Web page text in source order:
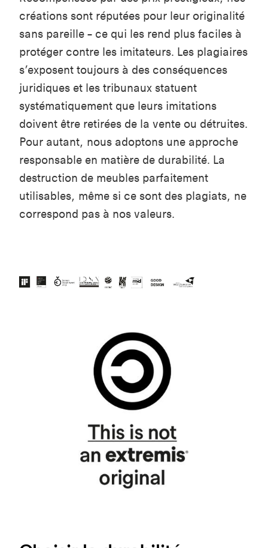
créations sont réputées pour leur originalité
sans pareille – ce qui les rend plus faciles à
protéger contre les imitateurs. Les plagiaires
s’exposent toujours à des conséquences
juridiques et les tribunaux statuent
systématiquement que leurs imitations
doivent être retirées de la vente ou détruites.
Pour autant, nous adoptons une approche
responsable en matière de durabilité. La
destruction de meubles parfaitement
utilisables, même si ce sont des plagiats, ne
correspond pas à nos valeurs.